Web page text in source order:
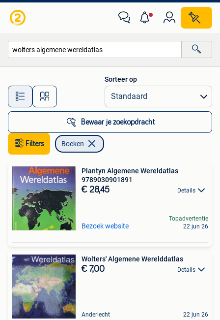
Alle afstanden…
Sorteer op
Bewaar je zoekopdracht
Filters Boeken
Plantyn Algemene Wereldatlas
9789030901891
€ 28,45 Details
Bezoek website
Topadvertentie
22 jun 26
Wolters' Algemene Werelddatlas
€ 7,00 Details
Anderlecht 22 jun 26